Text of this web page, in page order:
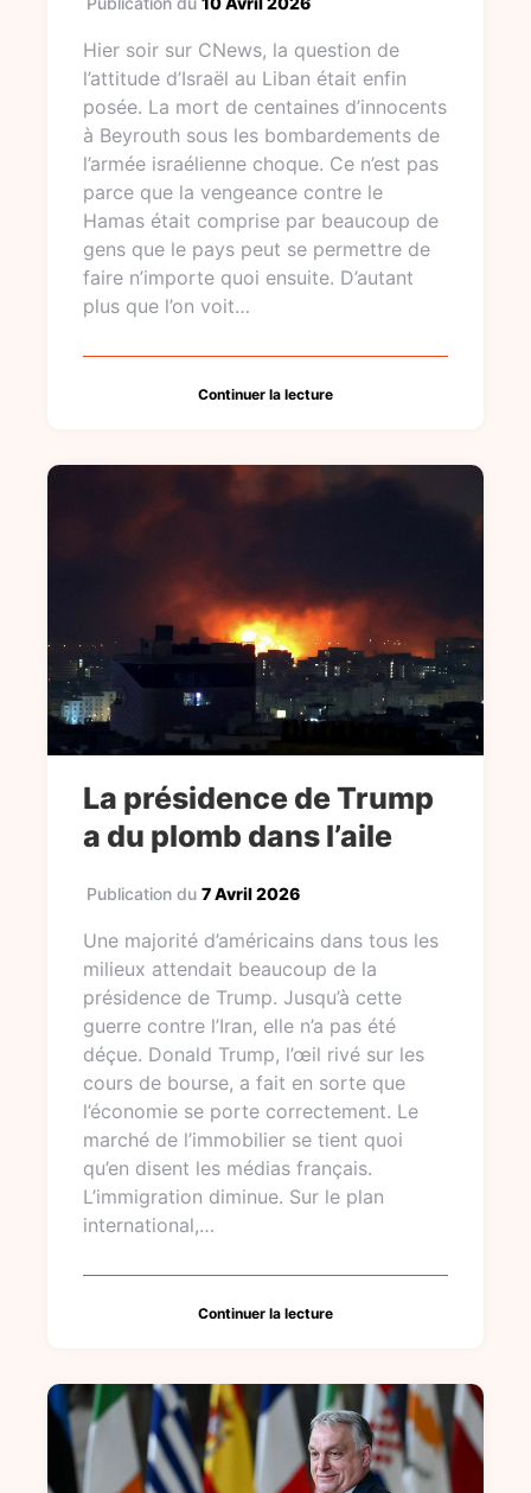
Hier soir sur CNews, la question de
l’attitude d’Israël au Liban était enfin
posée. La mort de centaines d’innocents
à Beyrouth sous les bombardements de
l’armée israélienne choque. Ce n’est pas
parce que la vengeance contre le
Hamas était comprise par beaucoup de
gens que le pays peut se permettre de
faire n’importe quoi ensuite. D’autant
plus que l’on voit…
Continuer la lecture
La présidence de Trump
a du plomb dans l’aile
Publication du 7 Avril 2026
Une majorité d’américains dans tous les
milieux attendait beaucoup de la
présidence de Trump. Jusqu’à cette
guerre contre l’Iran, elle n’a pas été
déçue. Donald Trump, l’œil rivé sur les
cours de bourse, a fait en sorte que
l’économie se porte correctement. Le
marché de l’immobilier se tient quoi
qu’en disent les médias français.
L’immigration diminue. Sur le plan
international,…
Continuer la lecture